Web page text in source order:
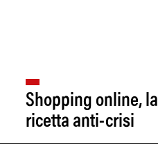
Shopping online, la
ricetta anti-crisi